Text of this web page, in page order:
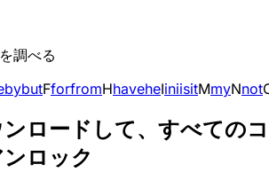
調べる
bybutFforfromHhaveheIiniisitMmyNnot
ロードして、すべてのコ
ロック